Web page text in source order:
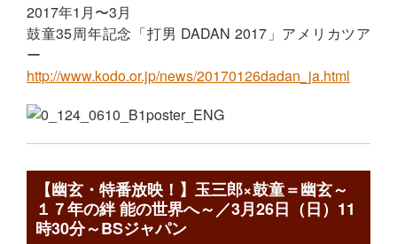
2017年1月〜3月
鼓童35周年記念「打男 DADAN 2017」アメリカツア
ー
http://www.kodo.or.jp/news/20170126dadan_ja.html
【幽玄・特番放映！】玉三郎×鼓童＝幽玄～
１７年の絆 能の世界へ～／3月26日（日）11
時30分～BSジャパン